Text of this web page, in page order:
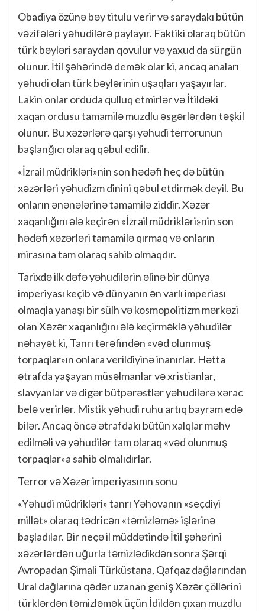
Obadiya özünə bəy titulu verir və saraydakı bütün
vəzifələri yəhudilərə paylayır. Faktiki olaraq bütün
türk bəyləri saraydan qovulur və yaxud da sürgün
olunur. İtil şəhərində demək olar ki, ancaq anaları
yəhudi olan türk bəylərinin uşaqları yaşayırlar.
Lakin onlar orduda qulluq etmirlər və İtildəki
xaqan ordusu tamamilə muzdlu əsgərlərdən təşkil
olunur. Bu xəzərlərə qarşı yəhudi terrorunun
başlanğıcı olaraq qəbul edilir.
«İzrail müdrikləri»nin son hədəfi heç də bütün
xəzərləri yəhudizm dinini qəbul etdirmək deyil. Bu
onların ənənələrinə tamamilə ziddir. Xəzər
xaqanlığını ələ keçirən «İzrail müdrikləri»nin son
hədəfi xəzərləri tamamilə qırmaq və onların
mirasına tam olaraq sahib olmaqdır.
Tarixdə ilk dəfə yəhudilərin əlinə bir dünya
imperiyası keçib və dünyanın ən varlı imperiası
olmaqla yanaşı bir sülh və kosmopolitizm mərkəzi
olan Xəzər xaqanlığını ələ keçirməklə yəhudilər
nəhayət ki, Tanrı tərəfindən «vəd olunmuş
torpaqlar»ın onlara verildiyinə inanırlar. Hətta
ətrafda yaşayan müsəlmanlar və xristianlar,
slavyanlar və digər bütpərəstlər yəhudilərə xərac
belə verirlər. Mistik yəhudi ruhu artıq bayram edə
bilər. Ancaq öncə ətrafdakı bütün xalqlar məhv
edilməli və yəhudilər tam olaraq «vəd olunmuş
torpaqlar»a sahib olmalıdırlar.
Terror və Xəzər imperiyasının sonu
«Yəhudi müdrikləri» tanrı Yəhovanın «seçdiyi
millət» olaraq tədricən «təmizləmə» işlərinə
başladılar. Bir neçə il müddətində İtil şəhərini
xəzərlərdən uğurla təmizlədikdən sonra Şərqi
Avropadan Şimali Türküstana, Qafqaz dağlarından
Ural dağlarına qədər uzanan geniş Xəzər çöllərini
türklərdən təmizləmək üçün İdildən çıxan muzdlu